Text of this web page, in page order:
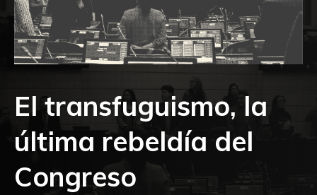
El transfuguismo, la
última rebeldía del
Congreso